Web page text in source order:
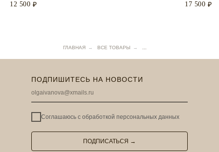
12 500 ₽
17 500 ₽
ГЛАВНАЯ → ВСЕ ТОВАРЫ → ...
ПОДПИШИТЕСЬ НА НОВОСТИ
Соглашаюсь с обработкой персональных данных
ПОДПИСАТЬСЯ →